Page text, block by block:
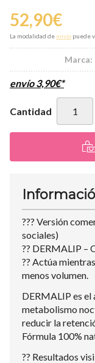
52,90€
La modalidad de envío puede
Marca:
envío3,90€*
Cantidad
??? Versión
sociales)
?? DERMALIP –
?? Actúa
menos volumen.
DERMALIP es
metabolismo
reducir la
Fórmula 100%
?? Resultados